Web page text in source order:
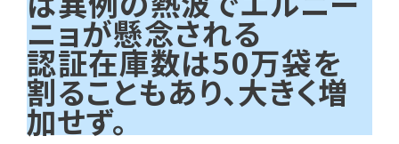
ニョが懸念される
認証在庫数は50万袋を
割ることもあり、大きく増
加せず。